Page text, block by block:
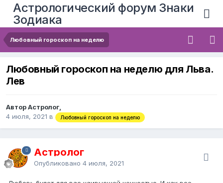
Астрологический форум Знаки
Зодиака
Любовный гороскоп на неделю
Любовный гороскоп на неделю для Льва.
Лев
Автор Астролог,
4 июля, 2021 в Любовный гороскоп на неделю
Астролог
Опубликовано 4 июля, 2021